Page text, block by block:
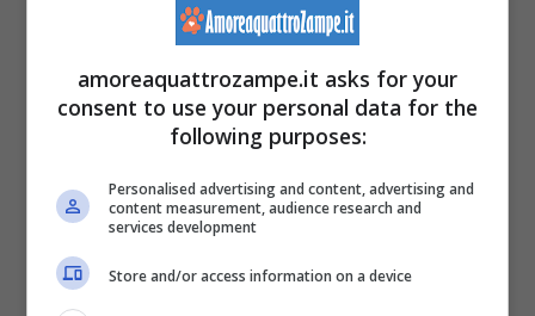
addestramento), ma può essere un ottimo
attaccatissimo ai bambini, non è mai
aggressivo se non quando svolge il suo
compito di guardiano e, talvolta, verso gli altri
cani dello stesso sesso. Ha un carattere
equilibratissimo, anche se non è facile
amoreaquattrozampe.it asks for your
consent to use your personal data for the
following purposes:
Personalised advertising and content, advertising and
content measurement, audience research and
services development
Store and/or access information on a device